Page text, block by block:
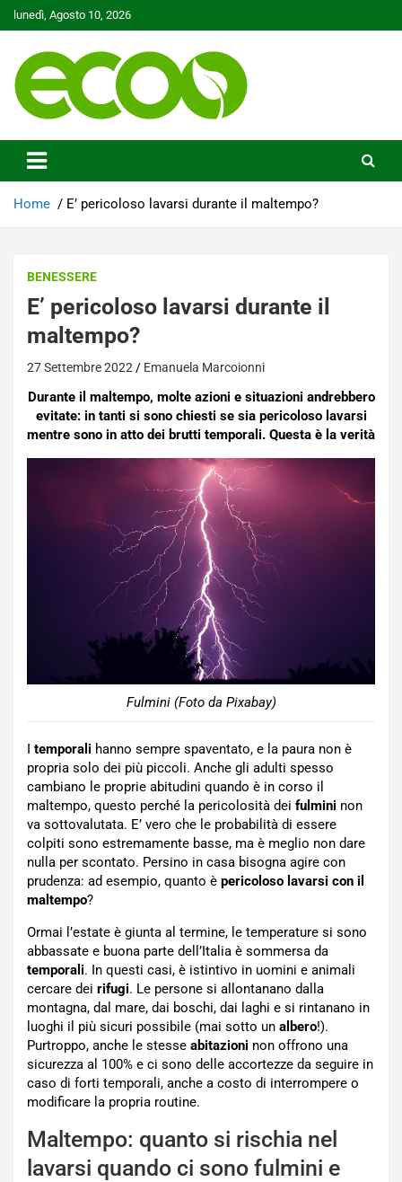
Skip
to
lunedì, Agosto 10, 2026
Ecoo.it
Home E’ pericoloso lavarsi durante il maltempo?
BENESSERE
E’ pericoloso lavarsi durante il
maltempo?
27 Settembre 2022 Emanuela Marcoionni
Durante il maltempo, molte azioni e situazioni andrebbero
evitate: in tanti si sono chiesti se sia pericoloso lavarsi
mentre sono in atto dei brutti temporali. Questa è la verità
Fulmini (Foto da Pixabay)
I temporali hanno sempre spaventato, e la paura non è
propria solo dei più piccoli. Anche gli adulti spesso
cambiano le proprie abitudini quando è in corso il
maltempo, questo perché la pericolosità dei fulmini non
va sottovalutata. E’ vero che le probabilità di essere
colpiti sono estremamente basse, ma è meglio non dare
nulla per scontato. Persino in casa bisogna agire con
prudenza: ad esempio, quanto è pericoloso lavarsi con il
maltempo?
Ormai l’estate è giunta al termine, le temperature si sono
abbassate e buona parte dell’Italia è sommersa da
temporali. In questi casi, è istintivo in uomini e animali
cercare dei rifugi. Le persone si allontanano dalla
montagna, dal mare, dai boschi, dai laghi e si rintanano in
luoghi il più sicuri possibile (mai sotto un albero!).
Purtroppo, anche le stesse abitazioni non offrono una
sicurezza al 100% e ci sono delle accortezze da seguire in
caso di forti temporali, anche a costo di interrompere o
modificare la propria routine.
Maltempo: quanto si rischia nel
lavarsi quando ci sono fulmini e